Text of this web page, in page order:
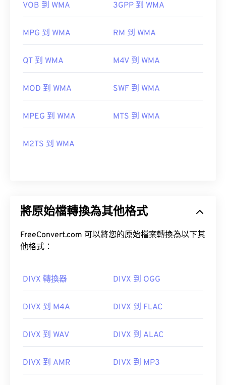
VOB 到 WMA 3GPP 到 WMA
MPG 到 WMA RM 到 WMA
QT 到 WMA M4V 到 WMA
MOD 到 WMA SWF 到 WMA
MPEG 到 WMA MTS 到 WMA
M2TS 到 WMA
將原始檔轉換為其他格式
FreeConvert.com 可以將您的原始檔案轉換為以下其
他格式：
DIVX 轉換器 DIVX 到 OGG
DIVX 到 M4A DIVX 到 FLAC
DIVX 到 WAV DIVX 到 ALAC
DIVX 到 AMR DIVX 到 MP3